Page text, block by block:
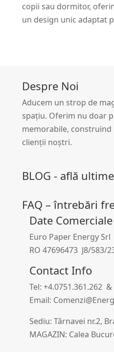
copii sau dormitor,
un design unic adaptat
Despre Noi
Aducem un strop de
spațiu. Oferim nu doar
memorabile,
clienții noștri.
BLOG - află
FAQ – întrebări
Date Comerciale
Euro Paper Energy Srl
RO 47696473 J8/583/
Contact Info
Tel: +4.0751.361.262 &
Email:
Sediu: Târnavei nr.2,
MAGAZIN: Calea